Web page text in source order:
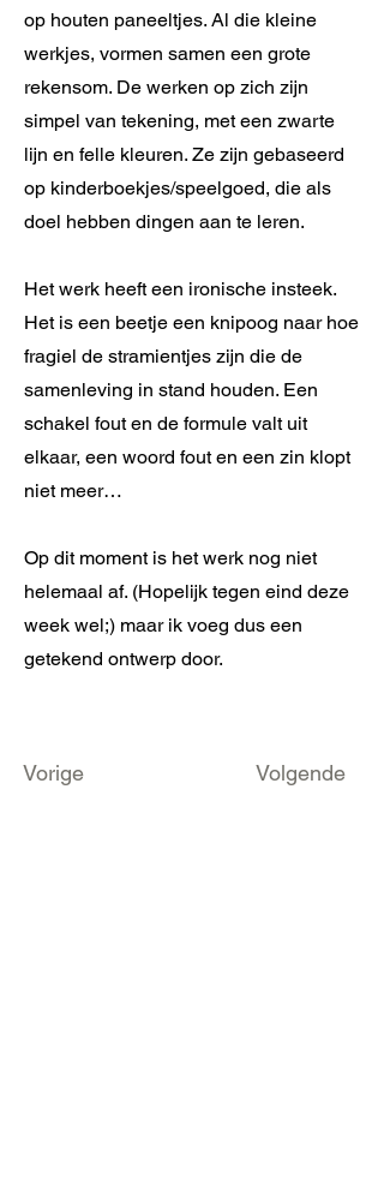
op houten paneeltjes. Al die kleine
werkjes, vormen samen een grote
rekensom. De werken op zich zijn
simpel van tekening, met een zwarte
lijn en felle kleuren. Ze zijn gebaseerd
op kinderboekjes/speelgoed, die als
doel hebben dingen aan te leren.
Het werk heeft een ironische insteek.
Het is een beetje een knipoog naar hoe
fragiel de stramientjes zijn die de
samenleving in stand houden. Een
schakel fout en de formule valt uit
elkaar, een woord fout en een zin klopt
niet meer…
Op dit moment is het werk nog niet
helemaal af. (Hopelijk tegen eind deze
week wel;) maar ik voeg dus een
getekend ontwerp door.
Vorige Volgende